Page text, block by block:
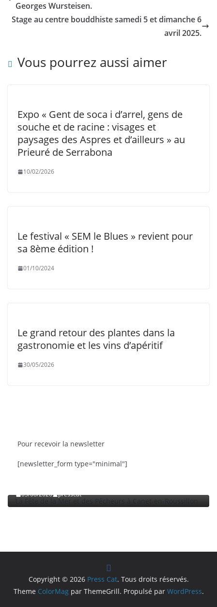
Georges Wursteisen.
Stage au centre bouddhiste samedi 5 et dimanche 6
avril 2025.
Vous pourrez aussi aimer
Expo « Gent de soca i d’arrel, gens de
souche et de racine : visages et
paysages des Aspres et d’ailleurs » au
Prieuré de Serrabona
10/02/2026
Le festival « SEM le Blues » revient pour
sa 8ème édition !
01/10/2024
Le grand retour des plantes dans la
gastronomie et les vins d’apéritif
30/05/2026
Pour recevoir la newsletter
[newsletter_form type="minimal"]
La Fête de la Mer et des Pêcheurs à Canet-en-
03/08/2026 presscat
Copyright © 2026 Press Cat. Tous droits réservés.
Theme ColorMagpar ThemeGrill. Propulsé par WordPress.